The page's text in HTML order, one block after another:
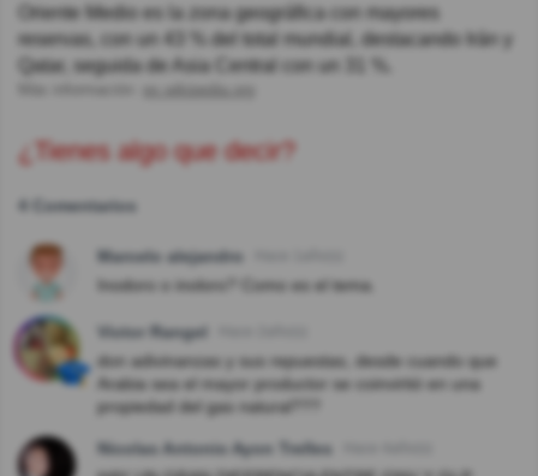
Oriente Medio es la zona geográfica con mayores
reservas, con un 43 % del total mundial, destacando Irán y
Qatar, seguida de Asia Central con un 31 %.
¿Tienes algo que decir?
4 Comentarios
Marcelo alejandro
Inodoro o inoloro? Como es el tema.
Victor Rangel
don adivinanzas y sus repuestas, desde cuando que
Arabia sea el mayor productor se coinvirtió en una
propiedad del gas natural???
Nicolas Antonio Ayon Trelles